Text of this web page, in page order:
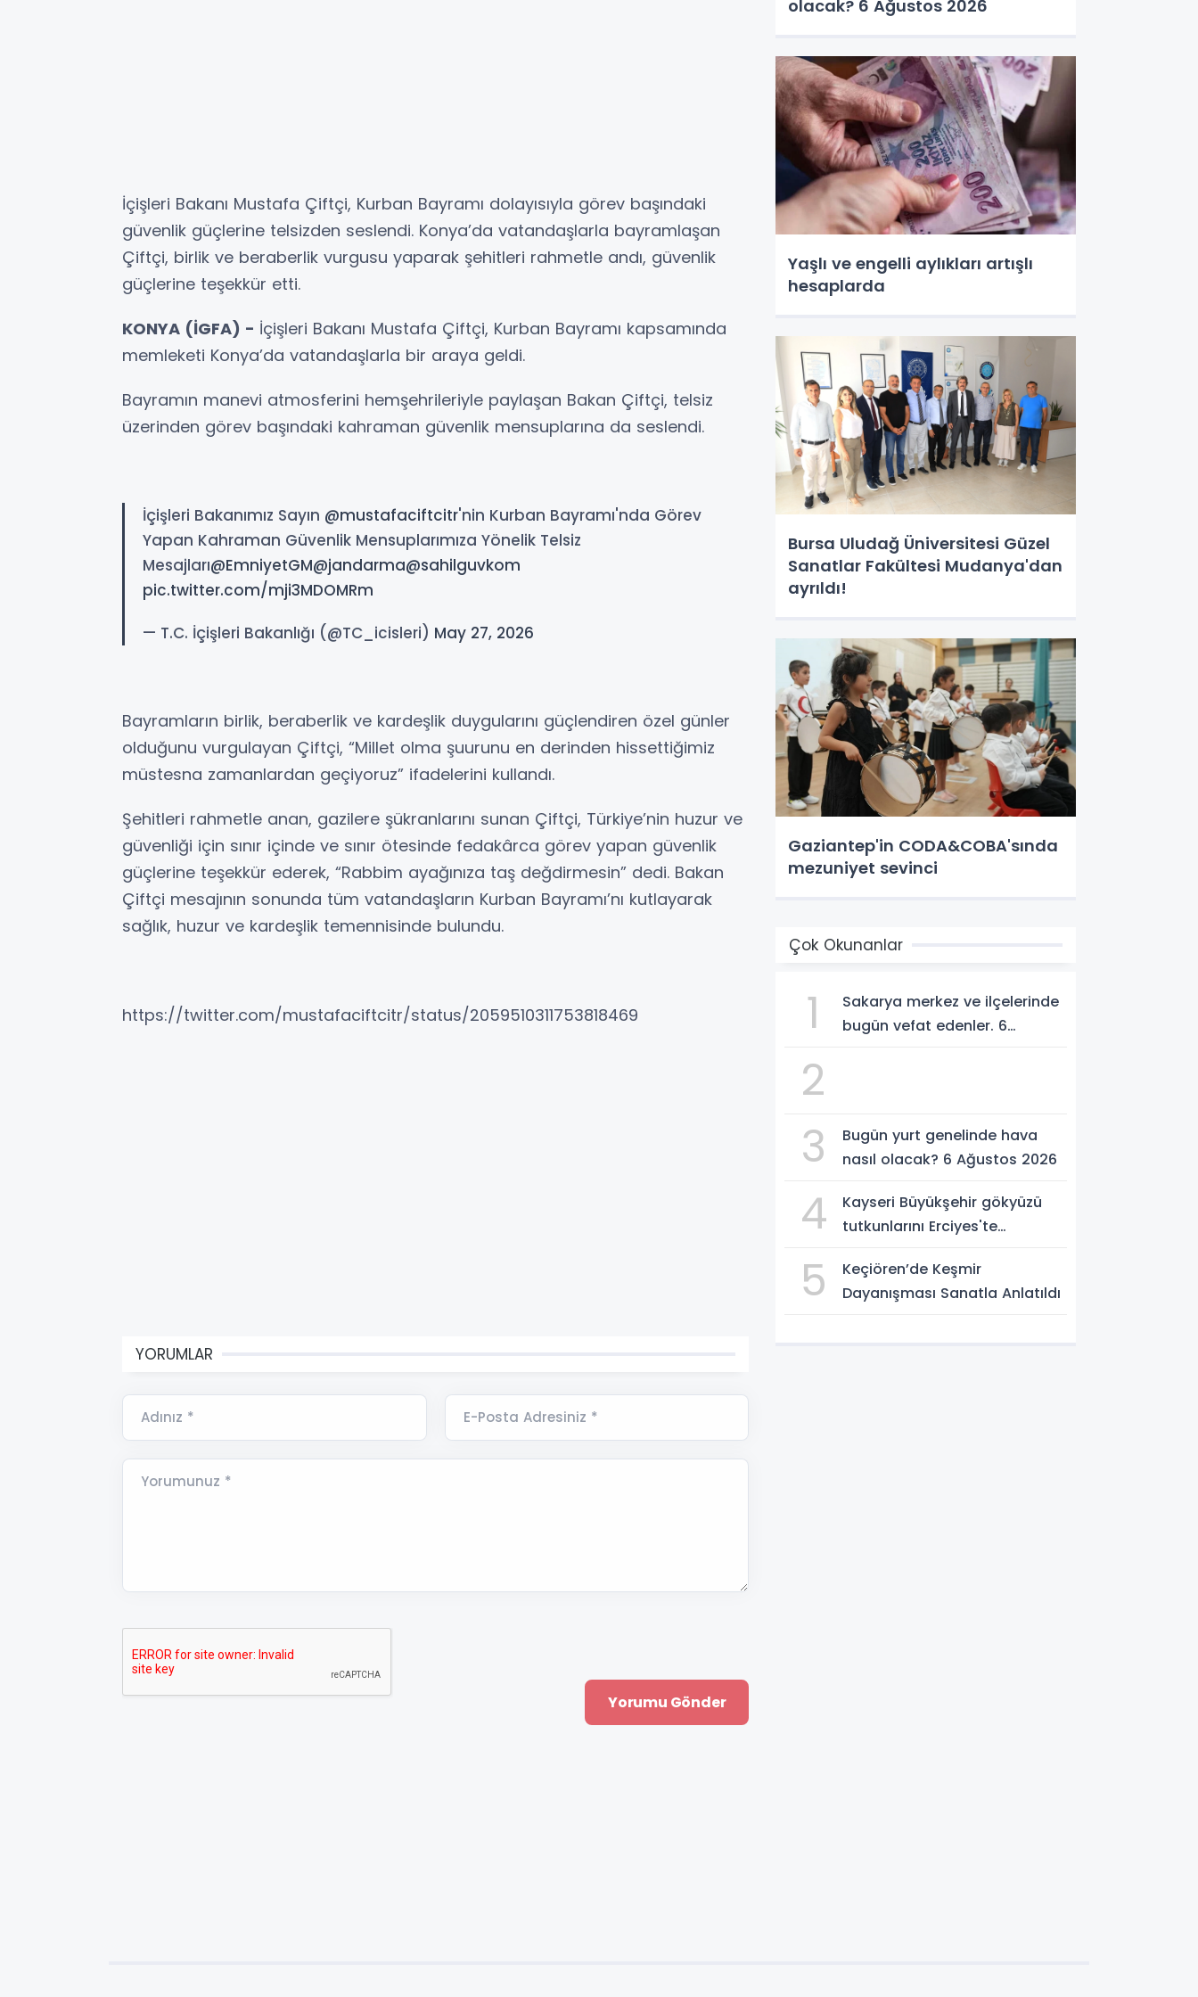
İçişleri Bakanı Mustafa Çiftçi, Kurban Bayramı dolayısıyla görev başındaki
güvenlik güçlerine telsizden seslendi. Konya’da vatandaşlarla bayramlaşan
Çiftçi, birlik ve beraberlik vurgusu yaparak şehitleri rahmetle andı, güvenlik
güçlerine teşekkür etti.
KONYA (İGFA) - İçişleri Bakanı Mustafa Çiftçi, Kurban Bayramı kapsamında
memleketi Konya’da vatandaşlarla bir araya geldi.
Bayramın manevi atmosferini hemşehrileriyle paylaşan Bakan Çiftçi, telsiz
üzerinden görev başındaki kahraman güvenlik mensuplarına da seslendi.
İçişleri Bakanımız Sayın @mustafaciftcitr'nin Kurban Bayramı'nda Görev
Yapan Kahraman Güvenlik Mensuplarımıza Yönelik Telsiz
Mesajları@EmniyetGM@jandarma@sahilguvkom
pic.twitter.com/mji3MDOMRm
— T.C. İçişleri Bakanlığı (@TC_icisleri) May 27, 2026
Bayramların birlik, beraberlik ve kardeşlik duygularını güçlendiren özel günler
olduğunu vurgulayan Çiftçi, “Millet olma şuurunu en derinden hissettiğimiz
müstesna zamanlardan geçiyoruz” ifadelerini kullandı.
Şehitleri rahmetle anan, gazilere şükranlarını sunan Çiftçi, Türkiye’nin huzur ve
güvenliği için sınır içinde ve sınır ötesinde fedakârca görev yapan güvenlik
güçlerine teşekkür ederek, “Rabbim ayağınıza taş değdirmesin” dedi. Bakan
Çiftçi mesajının sonunda tüm vatandaşların Kurban Bayramı’nı kutlayarak
sağlık, huzur ve kardeşlik temennisinde bulundu.
https://twitter.com/mustafaciftcitr/status/2059510311753818469
YORUMLAR
Adınız * E-Posta Adresiniz *
Yorumunuz *
olacak? 6 Ağustos 2026
Yaşlı ve engelli aylıkları artışlı
hesaplarda
Bursa Uludağ Üniversitesi Güzel
Sanatlar Fakültesi Mudanya'dan
ayrıldı!
Gaziantep'in CODA&COBA'sında
mezuniyet sevinci
Çok Okunanlar
1
Sakarya merkez ve ilçelerinde
bugün vefat edenler. 6
2
3
Bugün yurt genelinde hava
nasıl olacak? 6 Ağustos 2026
4
Kayseri Büyükşehir gökyüzü
tutkunlarını Erciyes'te
5
Keçiören’de Keşmir
Dayanışması Sanatla Anlatıldı